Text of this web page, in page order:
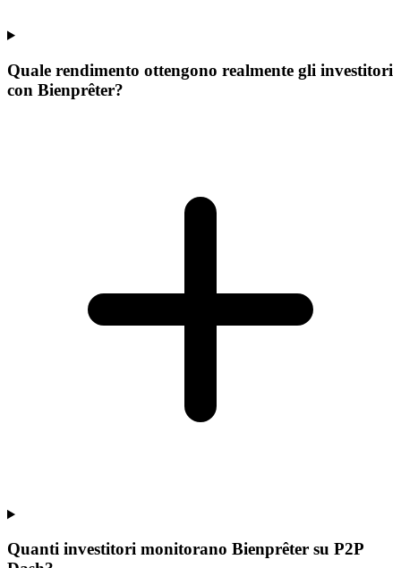
Quale rendimento ottengono realmente gli investitori
con Bienprêter?
Quanti investitori monitorano Bienprêter su P2P